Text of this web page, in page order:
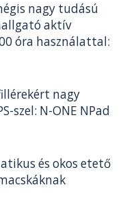
nagy tudású
aktív
óra használattal:
nagy
szel: N-ONE NPad
és okos etető